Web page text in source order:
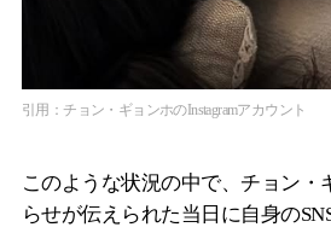
引用：チョン・ギョンホのInstagramアカウント
このような状況の中で、チョン・
らせが伝えられた当日に自身の